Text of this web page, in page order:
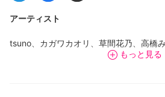
アーティスト
tsuno、カガワカオリ、草間花乃、高橋
もっと見る